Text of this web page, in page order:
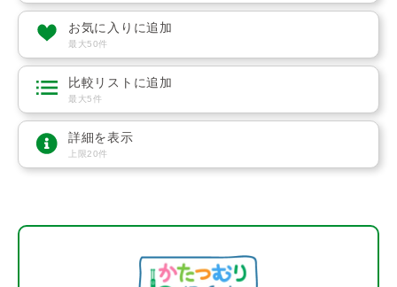
お気に入りに追加
最大50件
比較リストに追加
最大5件
詳細を表示
上限20件